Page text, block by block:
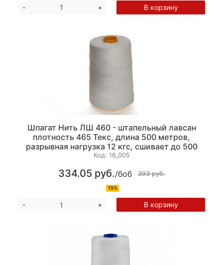
- + В корзину
Шпагат Нить ЛШ 460 - штапельный лавсан
плотность 465 Текс, длина 500 метров,
разрывная нагрузка 12 кгс, сшивает до 500
листов, цвет белый
Код: 16_005
334.05 руб./боб 393 руб.
15%
- + В корзину